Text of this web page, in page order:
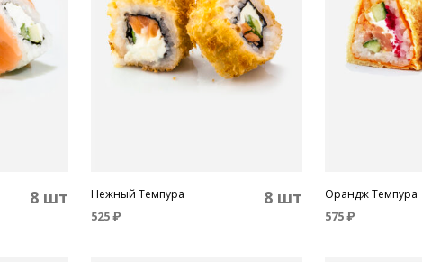
8 шт Нежный Темпура 8 шт
525₽
Орандж Темпура
575₽